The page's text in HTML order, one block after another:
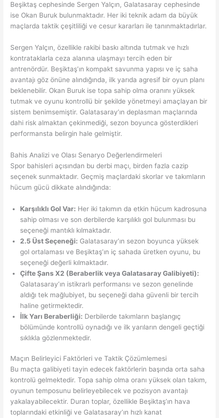
Beşiktaş cephesinde Sergen Yalçın, Galatasaray cephesinde
ise Okan Buruk bulunmaktadır. Her iki teknik adam da büyük
maçlarda taktik çeşitliliği ve cesur kararları ile tanınmaktadırlar.
Sergen Yalçın, özellikle rakibi baskı altında tutmak ve hızlı
kontrataklarla ceza alanına ulaşmayı tercih eden bir
antrenördür. Beşiktaş’ın kompakt savunma yapısı ve iç saha
avantajı göz önüne alındığında, ilk yarıda agresif bir oyun planı
beklenebilir. Okan Buruk ise topa sahip olma oranını yüksek
tutmak ve oyunu kontrollü bir şekilde yönetmeyi amaçlayan bir
sistem benimsemiştir. Galatasaray’ın deplasman maçlarında
dahi risk almaktan çekinmediği, sezon boyunca gösterdikleri
performansta belirgin hale gelmiştir.
Bahis Analizi ve Olası Senaryo Değerlendirmeleri
Spor bahisleri açısından bu derbi maçı, birden fazla cazip
seçenek sunmaktadır. Geçmiş maçlardaki skorlar ve takımların
hücum gücü dikkate alındığında:
Karşılıklı Gol Var: Her iki takımın da etkin hücum kadrosuna
sahip olması ve son derbilerde karşılıklı gol bulunması bu
seçeneği mantıklı kılmaktadır.
2.5 Üst Seçeneği: Galatasaray’ın sezon boyunca yüksek
gol ortalaması ve Beşiktaş’ın iç sahada üretken oyunu, bu
seçeneği değerli kılmaktadır.
Çifte Şans X2 (Beraberlik veya Galatasaray Galibiyeti):
Galatasaray’ın istikrarlı performansı ve sezon genelinde
aldığı tek mağlubiyet, bu seçeneği daha güvenli bir tercih
haline getirmektedir.
İlk Yarı Beraberliği: Derbilerde takımların başlangıç
bölümünde kontrollü oynadığı ve ilk yarıların dengeli geçtiği
sıklıkla gözlenmektedir.
Maçın Belirleyici Faktörleri ve Taktik Çözümlemesi
Bu maçta galibiyeti tayin edecek faktörlerin başında orta saha
kontrolü gelmektedir. Topa sahip olma oranı yüksek olan takım,
oyunun temposunu belirleyebilecek ve pozisyon avantajı
yakalayabilecektir. Duran toplar, özellikle Beşiktaş’ın hava
toplarındaki etkinliği ve Galatasaray’ın hızlı kanat